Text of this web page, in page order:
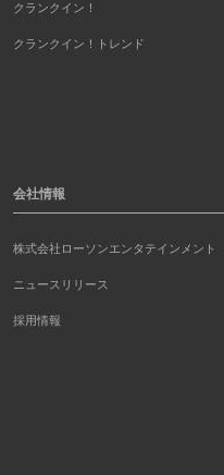
クランクイン！
クランクイン！トレンド
会社情報
株式会社ローソンエンタテインメント
ニュースリリース
採用情報